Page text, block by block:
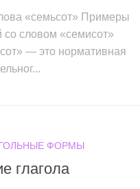
«семьсот» Примеры
со словом «семисот»
— это нормативная
ФОРМЫ
глагола